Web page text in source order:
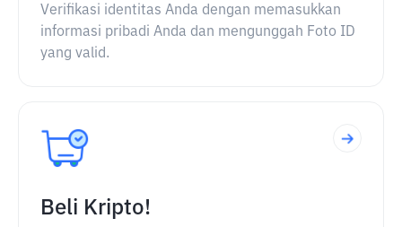
Verifikasi identitas Anda dengan memasukkan
informasi pribadi Anda dan mengunggah Foto ID
yang valid.
Beli Kripto!